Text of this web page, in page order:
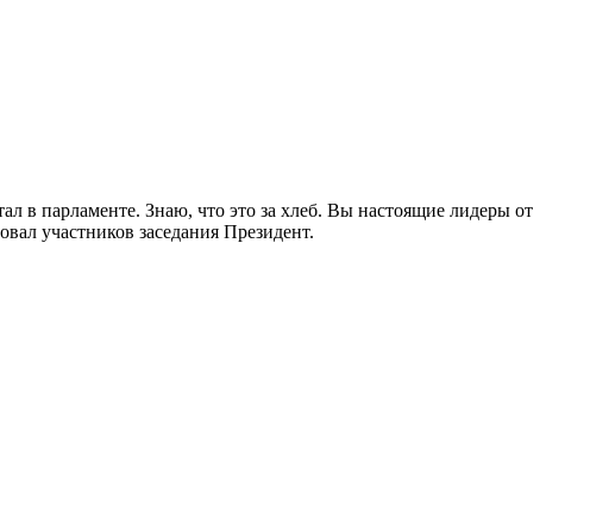
в парламенте. Знаю, что это за хлеб. Вы настоящие лидеры от
участников заседания Президент.